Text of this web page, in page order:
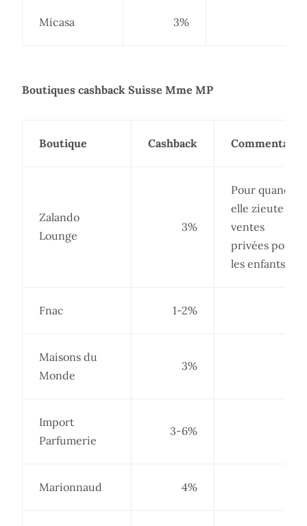
Micasa 3%
Boutiques cashback Suisse Mme MP
Boutique Cashback Commentaire
Zalando
Lounge
3%
Pour quand
elle zieute les
ventes
privées pour
les enfants
Fnac 1-2%
Maisons du
Monde
3%
Import
Parfumerie
3-6%
Marionnaud 4%